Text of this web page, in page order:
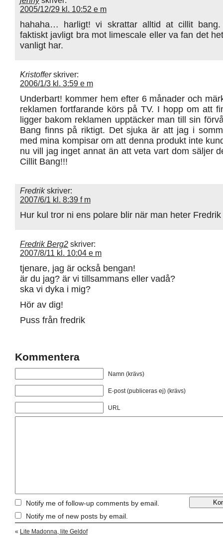
2005/12/29 kl. 10:52 e m
hahaha… harligt! vi skrattar alltid at cillit
faktiskt javligt bra mot limescale eller va fan det
vanligt har.
Kristoffer skriver:
2006/1/3 kl. 3:59 e m
Underbart! kommer hem efter 6 månader och
reklamen fortfarande körs på TV. I hopp om att
ligger bakom reklamen upptäcker man till sin
Bang finns på riktigt. Det sjuka är att jag i
med mina kompisar om att denna produkt inte
nu vill jag inget annat än att veta vart dom säljer
Cillit Bang!!!
Fredrik skriver:
2007/6/1 kl. 8:39 f m
Hur kul tror ni ens polare blir när man heter
Fredrik Berg2 skriver:
2007/8/11 kl. 10:04 e m
tjenare, jag är också bengan!
är du jag? är vi tillsammans eller vadå?
ska vi dyka i mig?
Hör av dig!
Puss från fredrik
Kommentera
Namn (krävs)
E-post (publiceras ej) (krävs)
URL
Notify me of follow-up comments by email.
Notify me of new posts by email.
« Lite Madonna, lite Geldof